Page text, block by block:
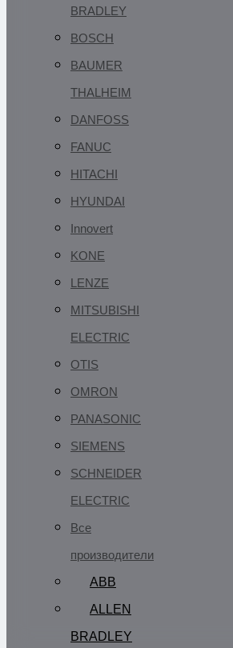
BRADLEY
BOSCH
BAUMER
THALHEIM
DANFOSS
FANUC
HITACHI
HYUNDAI
Innovert
KONE
LENZE
MITSUBISHI
ELECTRIC
OTIS
OMRON
PANASONIC
SIEMENS
SCHNEIDER
ELECTRIC
Все
производители
ABB
ALLEN
BRADLEY